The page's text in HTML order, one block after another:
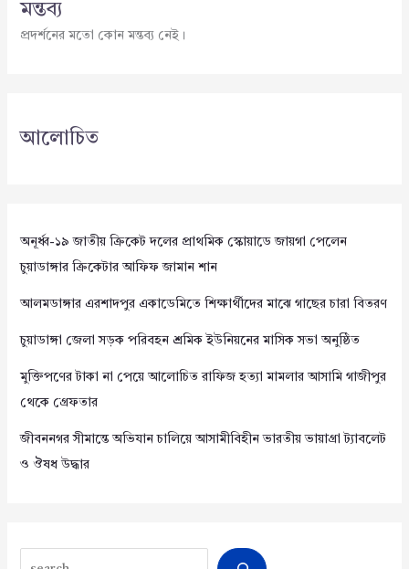
মন্তব্য
প্রদর্শনের মতো কোন মন্তব্য নেই।
আলোচিত
অনূর্ধ্ব-১৯ জাতীয় ক্রিকেট দলের প্রাথমিক স্কোয়াডে জায়গা পেলেন
চুয়াডাঙ্গার ক্রিকেটার আফিফ জামান শান
আলমডাঙ্গার এরশাদপুর একাডেমিতে শিক্ষার্থীদের মাঝে গাছের চারা বিতরণ
চুয়াডাঙ্গা জেলা সড়ক পরিবহন শ্রমিক ইউনিয়নের মাসিক সভা অনুষ্ঠিত
মুক্তিপণের টাকা না পেয়ে আলোচিত রাফিজ হত্যা মামলার আসামি গাজীপুর
থেকে গ্রেফতার
জীবননগর সীমান্তে অভিযান চালিয়ে আসামীবিহীন ভারতীয় ভায়াগ্রা ট্যাবলেট
ও ঔষধ উদ্ধার